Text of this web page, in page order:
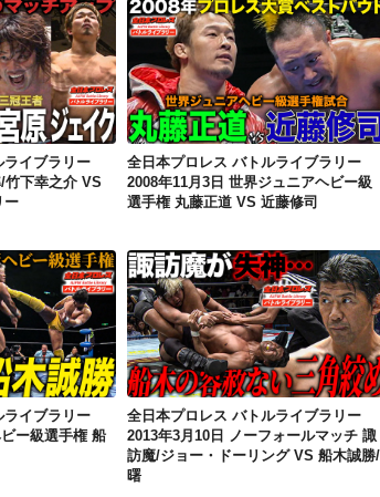
全日本プロレス バトルライブラリー 2016年7月14日 秋山準/竹下幸之介 VS 宮原健斗/ジェイク・リー
イブラリー
竹下幸之介 VS
ー
全日本プロレス バトルライブラリー 2008年11月3日 世界ジュニアヘビー級選手権 丸藤正道 VS 近藤修司
全日本プロレス バトルライブラリー
2008年11月3日 世界ジュニアヘビー級
選手権 丸藤正道 VS 近藤修司
全日本プロレス バトルライブラリー 2013年3月17日 三冠ヘビー級選手権 船木誠勝 VS 諏訪魔
イブラリー
ー級選手権 船
全日本プロレス バトルライブラリー 2013年3月10日 ノーフォールマッチ 諏訪魔/ジョー・ドーリング VS 船木誠勝/曙
全日本プロレス バトルライブラリー
2013年3月10日 ノーフォールマッチ 諏
訪魔/ジョー・ドーリング VS 船木誠勝/
曙